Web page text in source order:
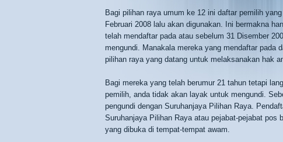
Bagi pilihan raya umum ke 12 ini daftar pemilih
Februari 2008 lalu akan digunakan. Ini bermakna
telah mendaftar pada atau sebelum 31 Disember
mengundi. Manakala mereka yang mendaftar pada
pilihan raya yang datang untuk melaksanakan hak
Bagi mereka yang telah berumur 21 tahun tetapi
pemilih, anda tidak akan layak untuk mengundi.
pengundi dengan Suruhanjaya Pilihan Raya.
Suruhanjaya Pilihan Raya atau pejabat-pejabat pos
yang dibuka di tempat-tempat awam.